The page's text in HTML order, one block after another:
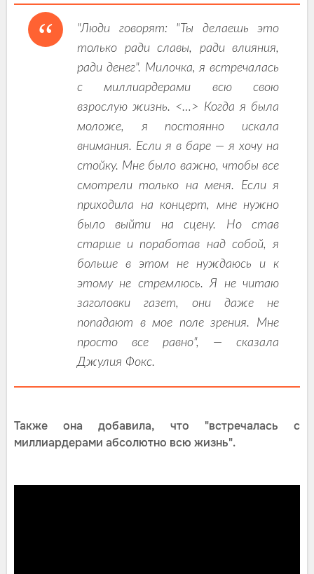
"Люди говорят: "Ты делаешь это
только ради славы, ради влияния,
ради денег". Милочка, я встречалась
с миллиардерами всю свою
взрослую жизнь. <…> Когда я была
моложе, я постоянно искала
внимания. Если я в баре — я хочу на
стойку. Мне было важно, чтобы все
смотрели только на меня. Если я
приходила на концерт, мне нужно
было выйти на сцену. Но став
старше и поработав над собой, я
больше в этом не нуждаюсь и к
этому не стремлюсь. Я не читаю
заголовки газет, они даже не
попадают в мое поле зрения. Мне
просто все равно", — сказала
Джулия Фокс.
Также она добавила, что "встречалась с
миллиардерами абсолютно всю жизнь".